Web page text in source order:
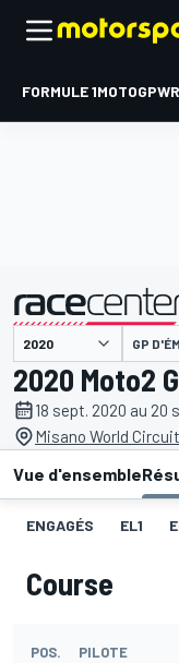
FORMULE 1MOTOGP
présenté par GP
2020 Moto2
18 sept. 2020 au 20
Misano World
Vue d'ensemble
ENGAGÉS EL1
Course
POS. PILOTE